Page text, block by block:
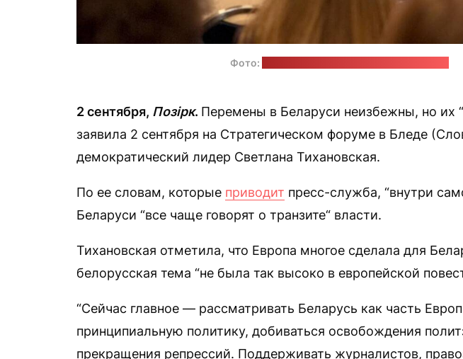
Фото:
2 сентября, Позірк. Перемены в Беларуси неизбежны, но их
заявила 2 сентября на Стратегическом форуме в Бледе
демократический лидер Светлана Тихановская.
По ее словам, которые приводит пресс-служба, “внутри
Беларуси “все чаще говорят о транзите“ власти.
Тихановская отметила, что Европа многое сделала для
белорусская тема “не была так высоко в европейской
“Сейчас главное — рассматривать Беларусь как часть
принципиальную политику, добиваться освобождения
прекращения репрессий. Поддерживать журналистов,